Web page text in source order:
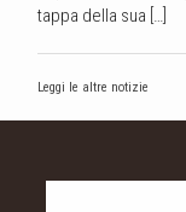
tappa della sua […]
Leggi le altre notizie